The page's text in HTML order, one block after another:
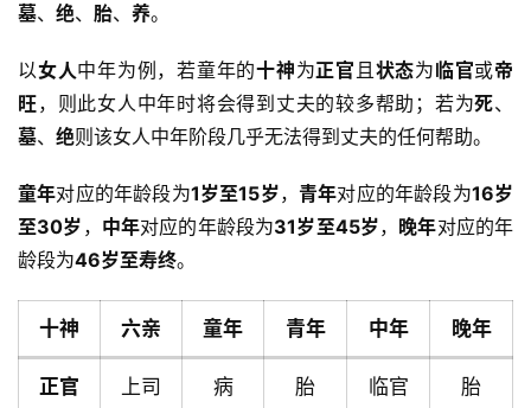
墓、 绝、 胎、 养。
以女人中年为例，若童年的十神为正官且状态为临官或帝
旺，则此女人中年时将会得到丈夫的较多帮助；若为死、
墓、 绝则该女人中年阶段几乎无法得到丈夫的任何帮助。
童年对应的年龄段为1岁至15岁，青年对应的年龄段为16岁
至30岁 ， 中年对应的年龄段为31岁至45岁， 晚年对应的年
龄段为46岁至寿终。
十神 六亲 童年 青年 中年 晚年
正官 上司 病 胎 临官 胎